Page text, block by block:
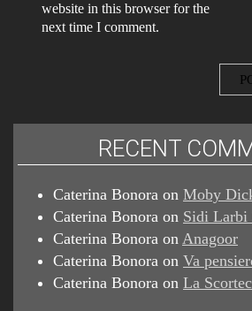
website in this browser for the
next time I comment.
RECENT
Caterina Bonora on Moby
Caterina Bonora on Sidi Larbi
Caterina Bonora on Anagoor
Caterina Bonora on Va
Caterina Bonora on La